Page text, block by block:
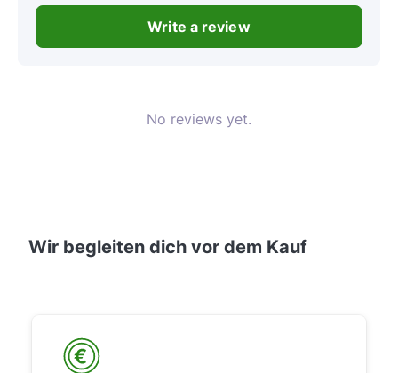
Write a review
No reviews yet.
Wir begleiten dich vor dem Kauf